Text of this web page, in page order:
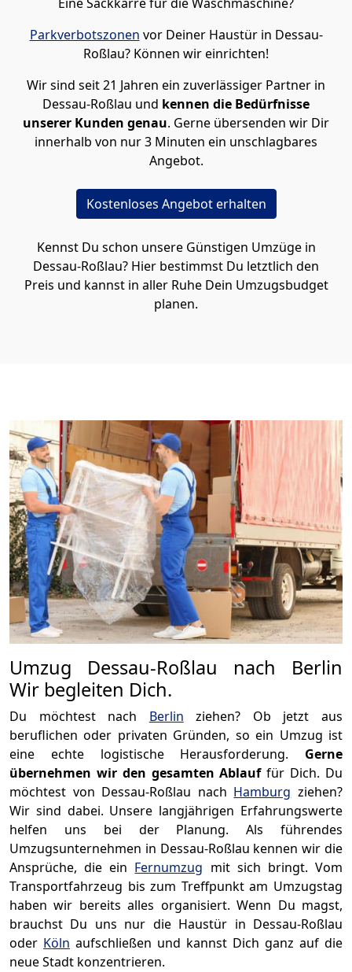
Parkverbotszonen vor Deiner Haustür in Dessau-
Roßlau? Können wir einrichten!
Wir sind seit 21 Jahren ein zuverlässiger Partner in
Dessau-Roßlau und kennen die Bedürfnisse
unserer Kunden genau. Gerne übersenden wir Dir
innerhalb von nur 3 Minuten ein unschlagbares
Angebot.
Kostenloses Angebot erhalten
Kennst Du schon unsere Günstigen Umzüge in
Dessau-Roßlau? Hier bestimmst Du letztlich den
Preis und kannst in aller Ruhe Dein Umzugsbudget
planen.
Umzug Dessau-Roßlau nach Berlin
Wir begleiten Dich.
Du möchtest nach Berlin ziehen? Ob jetzt aus
beruflichen oder privaten Gründen, so ein Umzug ist
eine echte logistische Herausforderung. Gerne
übernehmen wir den gesamten Ablauffür Dich. Du
möchtest von Dessau-Roßlau nach Hamburg ziehen?
Wir sind dabei. Unsere langjährigen Erfahrungswerte
helfen uns bei der Planung. Als führendes
Umzugsunternehmen in Dessau-Roßlau kennen wir die
Ansprüche, die ein Fernumzug mit sich bringt. Vom
Transportfahrzeug bis zum Treffpunkt am Umzugstag
haben wir bereits alles organisiert. Wenn Du magst,
brauchst Du uns nur die Haustür in Dessau-Roßlau
oder Köln aufschließen und kannst Dich ganz auf die
neue Stadt konzentrieren.